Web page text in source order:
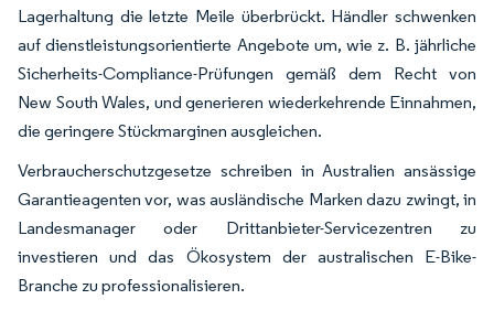
Lagerhaltung die letzte Meile überbrückt. Händler schwenken
auf dienstleistungsorientierte Angebote um, wie z. B. jährliche
Sicherheits-Compliance-Prüfungen gemäß dem Recht von
New South Wales, und generieren wiederkehrende Einnahmen,
die geringere Stückmarginen ausgleichen.
Verbraucherschutzgesetze schreiben in Australien ansässige
Garantieagenten vor, was ausländische Marken dazu zwingt, in
Landesmanager oder Drittanbieter-Servicezentren zu
investieren und das Ökosystem der australischen E-Bike-
Branche zu professionalisieren.